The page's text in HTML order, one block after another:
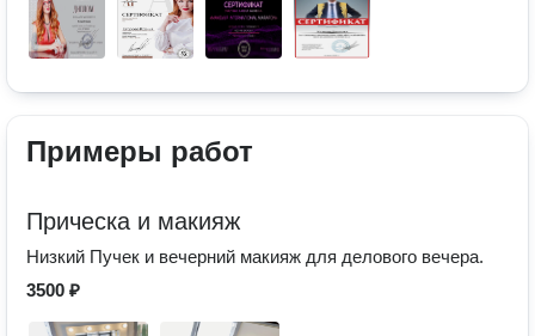
Примеры работ
Прическа и макияж
Низкий Пучек и вечерний макияж для делового вечера.
3500 ₽